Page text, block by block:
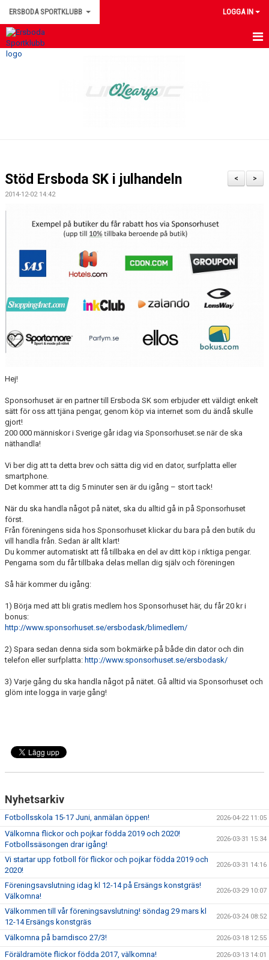
ERSBODA SPORTKLUBB LOGGA IN
HEM
ERSBODA SK STYRELSE
KALENDER
>
<
Stöd Ersboda SK i julhandeln
2014-12-02 14:42
Hej!
Sponsorhuset är en partner till Ersboda SK som erbjuder ett väldigt enkelt
sätt för oss att tjäna pengar, genom köp via internet som du ändå skulle
gjort!
200 000 människor i Sverige går idag via Sponsorhuset.se när de ska
näthandla!
Vi ber dig att ta detta brev och sätta dig vid en dator, surfplatta eller
smartphone.
Det kommer att ta dig 5 minuter sen är du igång – stort tack!
När du ska handla något på nätet, ska du alltid gå in på Sponsorhuset
först.
Från föreningens sida hos Sponsorhuset klickar du bara på den butik du
vill handla från. Sedan är allt klart!
Du kommer automatiskt att få tillbaka en del av ditt köp i riktiga pengar.
Pengarna som du får tillbaka delas mellan dig själv och föreningen
Så här kommer du igång:
1) Börja med att bli gratis medlem hos Sponsorhuset här, du får 20 kr i
bonus:
http://www.sponsorhuset.se/ersbodask/blimedlem/
2) Spara sedan denna sida som bokmärke på både din dator och din
telefon eller surfplatta: http://www.sponsorhuset.se/ersbodask/
3) Varje gång du ska handla något på nätet. Gå alltid via Sponsorhuset och
glöm inte logga in varje gång!
Nyhetsarkiv
Fotbollsskola 15-17 Juni, anmälan öppen! 2026-04-22 11:05
Välkomna flickor och pojkar födda 2019 och 2020!
Fotbollssäsongen drar igång!
2026-03-31 15:34
Vi startar upp fotboll för flickor och pojkar födda 2019 och
2020!
2026-03-31 14:16
Föreningsavslutning idag kl 12-14 på Ersängs konstgräs!
Välkomna!
2026-03-29 10:07
Välkommen till vår föreningsavslutning! söndag 29 mars kl
12-14 Ersängs konstgräs
2026-03-24 08:52
Välkomna på barndisco 27/3! 2026-03-18 12:55
Föräldramöte flickor födda 2017, välkomna! 2026-03-13 14:01